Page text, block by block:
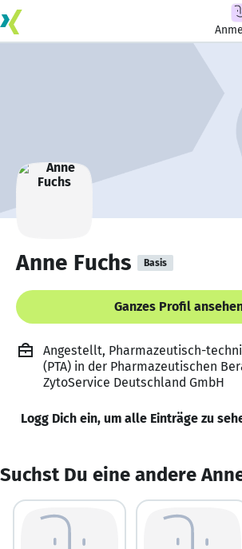
Anne Fuchs Basis
Ganzes Profil
Angestellt, Pharmazeutisch-
(PTA) in der Pharmazeutischen
ZytoService Deutschland GmbH
Logg Dich ein, um alle Einträge zu
Suchst Du eine andere